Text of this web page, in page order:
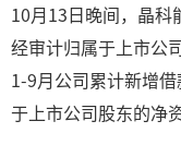
10月13日晚间，晶科
经审计归属于上市公
1-9月公司累计新增
于上市公司股东的净